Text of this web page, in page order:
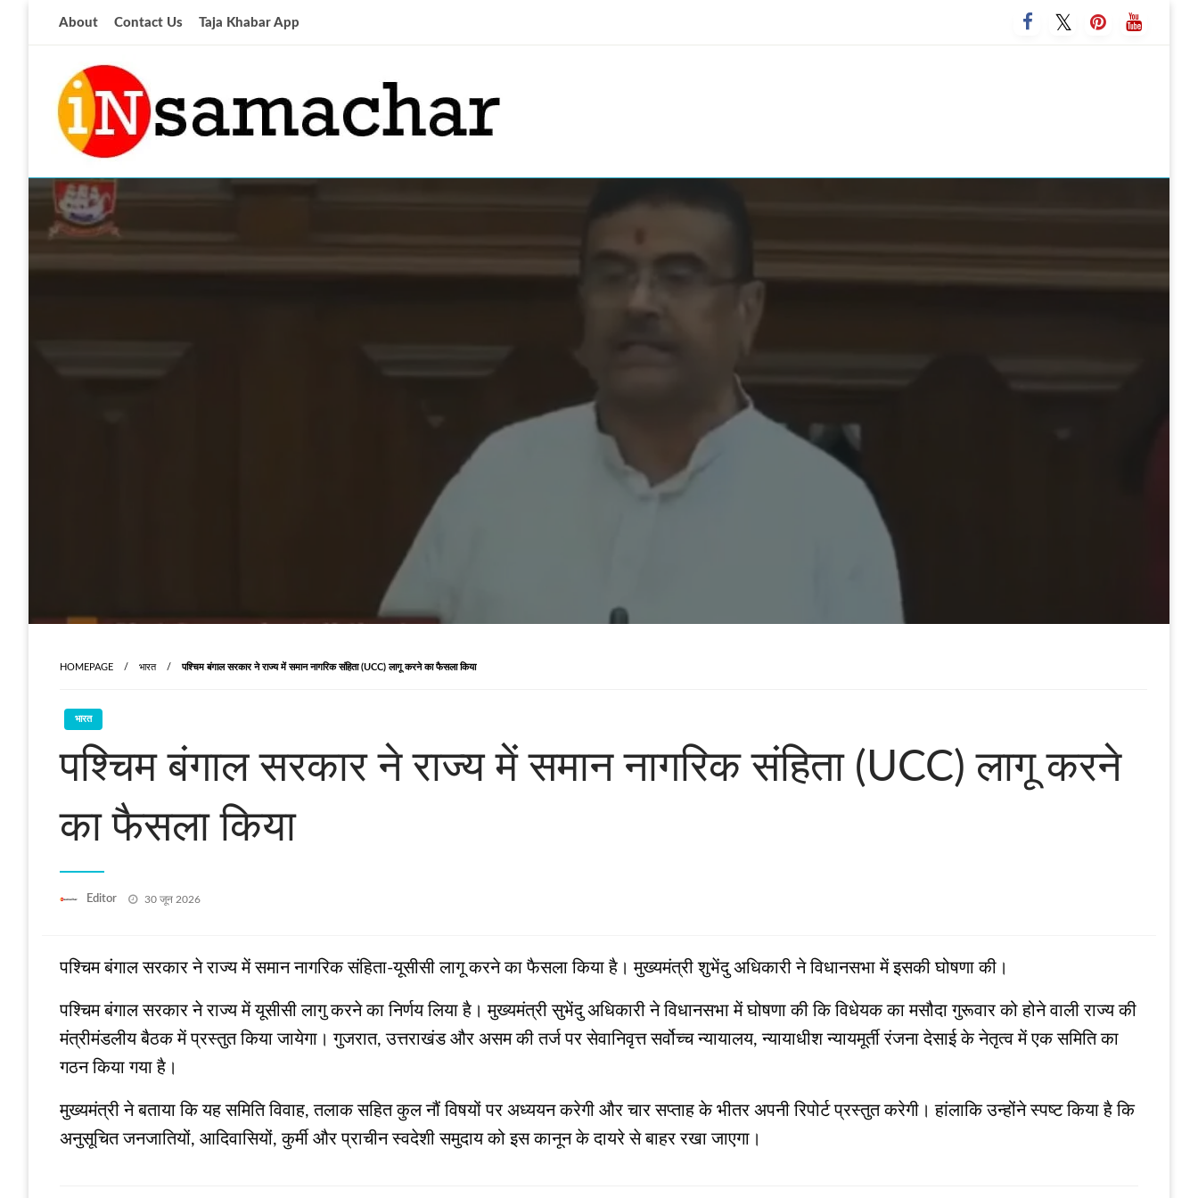
About Contact Us Taja Khabar App
insamachar
आज की ताजा खबर
HOMEPAGE भारत पश्चिम बंगाल सरकार ने राज्य में समान नागरिक संहिता (UCC) लागू करने का फैसला किया
भारत
पश्चिम बंगाल सरकार ने राज्य में समान नागरिक संहिता (UCC) लागू करने
का फैसला किया
Editor
Posted
30 जून 2026
पश्चिम बंगाल सरकार ने राज्य में समान नागरिक संहिता-यूसीसी लागू करने का फैसला किया है। मुख्यमंत्री शुभेंदु अधिकारी ने विधानसभा में इसकी घोषणा की।
पश्चिम बंगाल सरकार ने राज्य में यूसीसी लागु करने का निर्णय लिया है। मुख्यमंत्री सुभेंदु अधिकारी ने विधानसभा में घोषणा की कि विधेयक का मसौदा गुरूवार को होने वाली राज्य की
मंत्रीमंडलीय बैठक में प्रस्तुत किया जायेगा। गुजरात, उत्तराखंड और असम की तर्ज पर सेवानिवृत्त सर्वोच्च न्यायालय, न्यायाधीश न्यायमूर्ती रंजना देसाई के नेतृत्व में एक समिति का
गठन किया गया है।
मुख्यमंत्री ने बताया कि यह समिति विवाह, तलाक सहित कुल नौं विषयों पर अध्ययन करेगी और चार सप्ताह के भीतर अपनी रिपोर्ट प्रस्तुत करेगी। हांलाकि उन्होंने स्पष्ट किया है कि
अनुसूचित जनजातियों, आदिवासियों, कुर्मी और प्राचीन स्वदेशी समुदाय को इस कानून के दायरे से बाहर रखा जाएगा।